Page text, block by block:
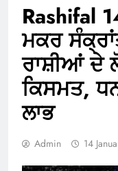
Rashifal
ਮਕਰ
ਰਾਸ਼ੀਆਂ ਦੇ
ਕਿਸਮਤ,
ਲਾਭ
Admin 14